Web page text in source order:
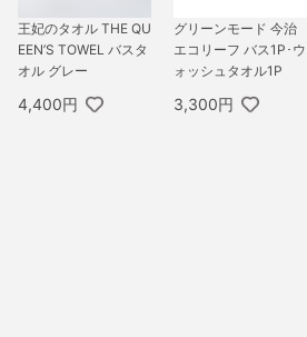
王妃のタオル THE QU
EEN’S TOWEL バスタ
オル グレー
4,400円
グリーンモード 今治
エコリーフ バス1P･ウ
ォッシュタオル1P
3,300円